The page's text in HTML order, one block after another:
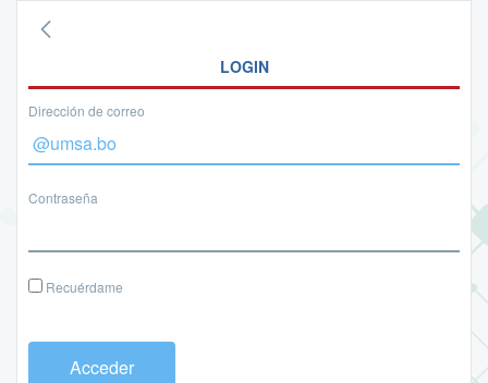
LOGIN
Dirección de correo
Contraseña
Recuérdame
Acceder